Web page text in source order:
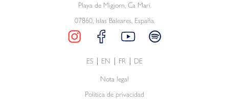
Playa de Migjorn, Ca Marí.
07860, Islas Baleares, España.
ES EN FR
DE
Nota legal
Política de privacidad